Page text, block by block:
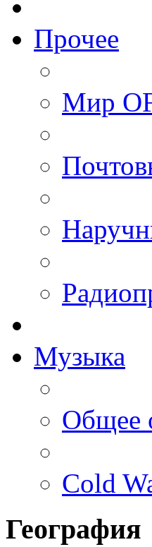
Прочее
Мир
Музыка
Общее
Cold
География